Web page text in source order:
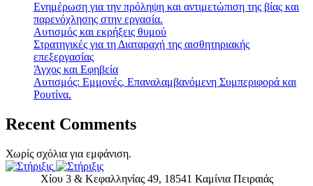
Ενημέρωση για την πρόληψη και αντιμετώπιση της βίας και
παρενόχλησης στην εργασία.
Αυτισμός και εκρήξεις θυμού
Στρατηγικές για τη Διαταραχή της αισθητηριακής
επεξεργασίας
Άγχος και Εφηβεία
Αυτισμός: Εμμονές, Επαναλαμβανόμενη Συμπεριφορά και
Ρουτίνα.
Recent Comments
Χωρίς σχόλια για εμφάνιση.
Χίου 3 & Κεφαλληνίας 49, 18541 Καμίνια Πειραιάς